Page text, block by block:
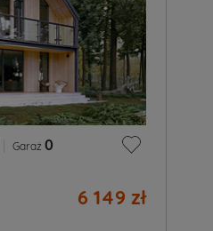
Garaż 0
6 149 zł